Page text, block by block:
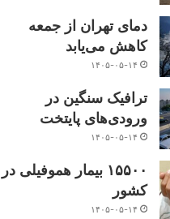
دمای تهران از جمعه
کاهش می‌یابد
۱۴۰۵-۰۵-۱۴
ترافیک سنگین در
ورودی‌های پایتخت
۱۴۰۵-۰۵-۱۴
۱۵۵۰۰ بیمار هموفیلی در
کشور
۱۴۰۵-۰۵-۱۴